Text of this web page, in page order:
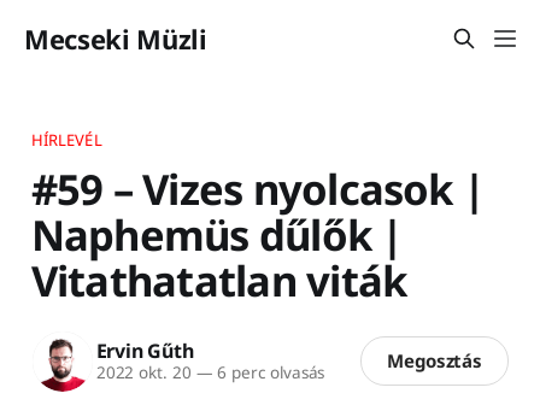
Mecseki Müzli
HÍRLEVÉL
#59 – Vizes nyolcasok |
Naphemüs dűlők |
Vitathatatlan viták
Ervin Gűth
2022 okt. 20 — 6 perc olvasás Megosztás